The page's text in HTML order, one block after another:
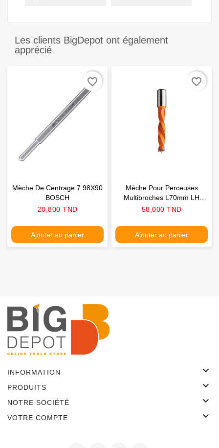
Les clients BigDepot ont également
apprécié
Mèche De Centrage 7.98X90
BOSCH
Prix
20,800 TND
Ajouter au panier
favorite_border
Mèche Pour Perceuses
Multibroches L70mm LH
CMT
Prix
58,000 TND
Ajouter au panier
favorite_border
INFORMATION 
PRODUITS 
NOTRE SOCIÉTÉ 
VOTRE COMPTE 